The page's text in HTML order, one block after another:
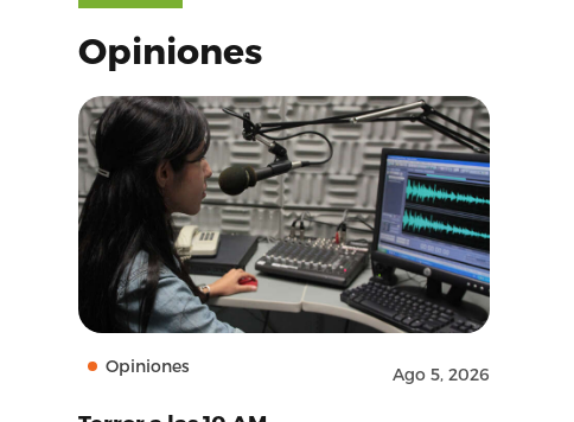
Opiniones
Opiniones Ago 5, 2026